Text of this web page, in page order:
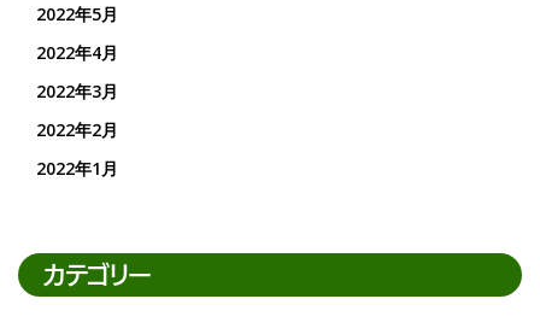
2022年5月
2022年4月
2022年3月
2022年2月
2022年1月
カテゴリー